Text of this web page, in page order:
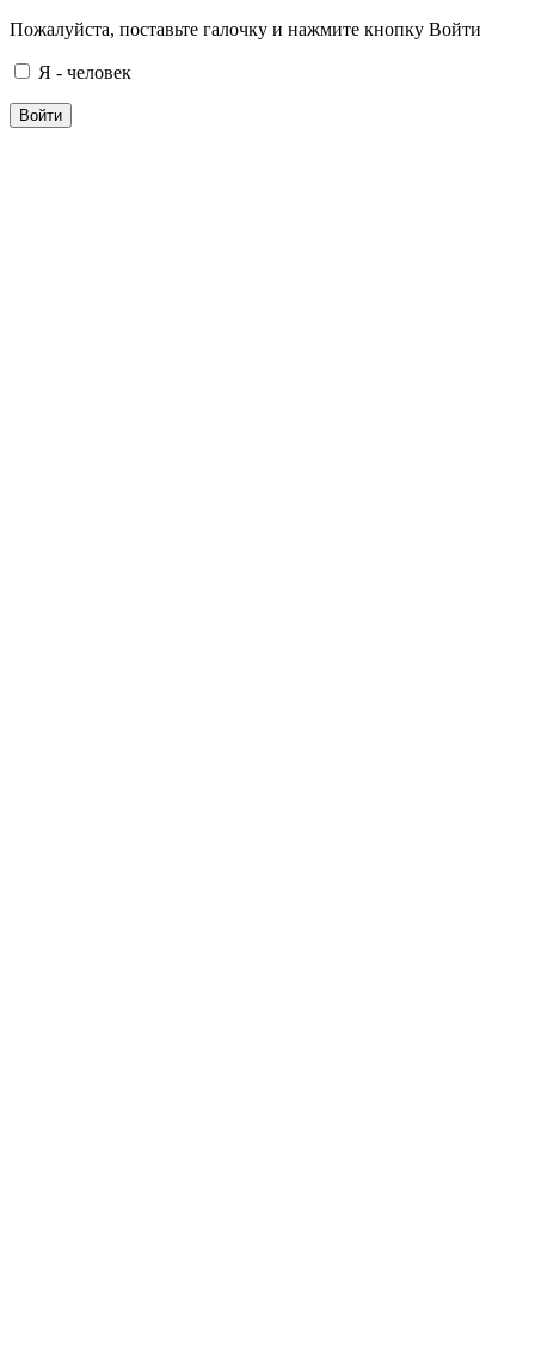
Пожалуйста, поставьте галочку и нажмите кнопку Войти
Я - человек